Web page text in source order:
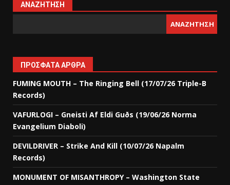
ΑΝΑΖΉΤΗΣΗ
ΑΝΑΖΉΤΗΣΗ
ΠΡΌΣΦΑΤΑ ΆΡΘΡΑ
FUMING MOUTH – The Ringing Bell (17/07/26 Triple-B
Records)
VAFURLOGI – Gneisti Af Eldi Guðs (19/06/26 Norma
Evangelium Diaboli)
DEVILDRIVER – Strike And Kill (10/07/26 Napalm
Records)
MONUMENT OF MISANTHROPY – Washington State